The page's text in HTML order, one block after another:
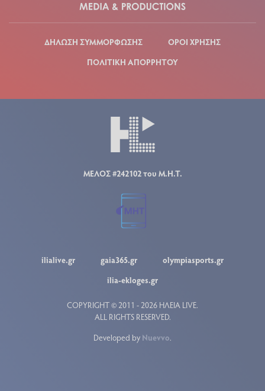
ΔΗΛΩΣΗ ΣΥΜΜΟΡΦΩΣΗΣ
ΟΡΟΙ ΧΡΗΣΗΣ
ΠΟΛΙΤΙΚΗ ΑΠΟΡΡΗΤΟΥ
ΜΕΛΟΣ #242102 του Μ.Η.Τ.
ilialive.gr gaia365.gr
olympiasports.gr
ilia-ekloges.gr
COPYRIGHT © 2011 - 2026 ΗΛΕΙΑ LIVE.
ALL RIGHTS RESERVED.
Developed by Nuevvo.